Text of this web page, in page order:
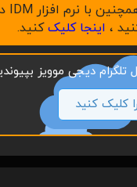
، اینجا کلیککنید.
دیجی موویز
کلیک کنید